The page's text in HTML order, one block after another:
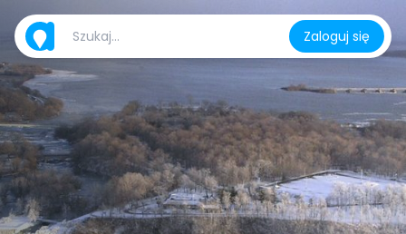
Zaloguj się